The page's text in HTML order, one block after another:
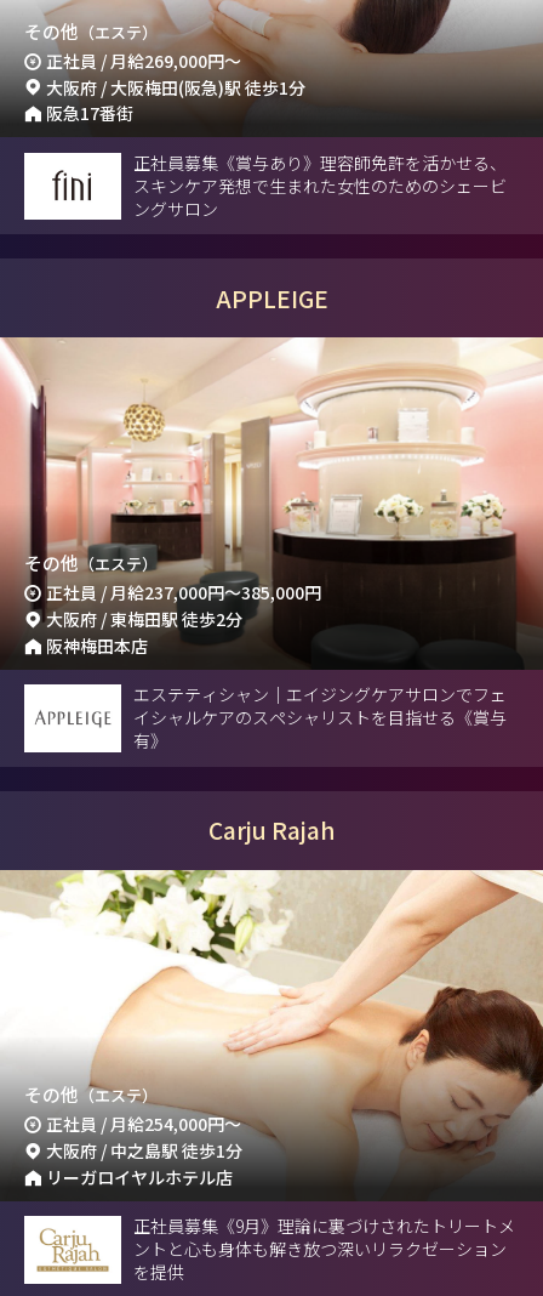
その他（エステ）
正社員 / 月給269,000円～
大阪府 / 大阪梅田(阪急)駅 徒歩1分
阪急17番街
正社員募集《賞与あり》理容師免許を活かせる、
スキンケア発想で生まれた女性のためのシェービ
ングサロン
APPLEIGE
その他（エステ）
正社員 / 月給237,000円～385,000円
大阪府 / 東梅田駅 徒歩2分
阪神梅田本店
エステティシャン｜エイジングケアサロンでフェ
イシャルケアのスペシャリストを目指せる《賞与
有》
Carju Rajah
その他 （エステ）
正社員 / 月給254,000円～
大阪府 / 中之島駅 徒歩1分
リーガロイヤルホテル店
正社員募集《9月》理論に裏づけされたトリートメ
ントと心も身体も解き放つ深いリラクゼーション
を提供